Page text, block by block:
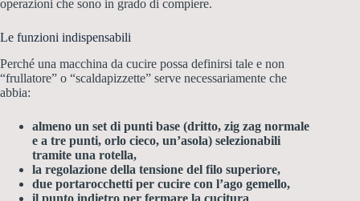
operazioni che sono in grado di compiere.
Le funzioni indispensabili
Perché una macchina da cucire possa definirsi tale e non
“frullatore” o “scaldapizzette” serve necessariamente che
abbia:
almeno un set di punti base (dritto, zig zag normale
e a tre punti, orlo cieco, un’asola) selezionabili
tramite una rotella,
la regolazione della tensione del filo superiore,
due portarocchetti per cucire con l’ago gemello,
il punto indietro per fermare la cucitura